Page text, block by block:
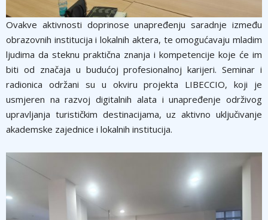
Ovakve aktivnosti doprinose unapređenju saradnje između
obrazovnih institucija i lokalnih aktera, te omogućavaju mladim
ljudima da steknu praktična znanja i kompetencije koje će im
biti od značaja u budućoj profesionalnoj karijeri. Seminar i
radionica održani su u okviru projekta LIBECCIO, koji je
usmjeren na razvoj digitalnih alata i unapređenje održivog
upravljanja turističkim destinacijama, uz aktivno uključivanje
akademske zajednice i lokalnih institucija.